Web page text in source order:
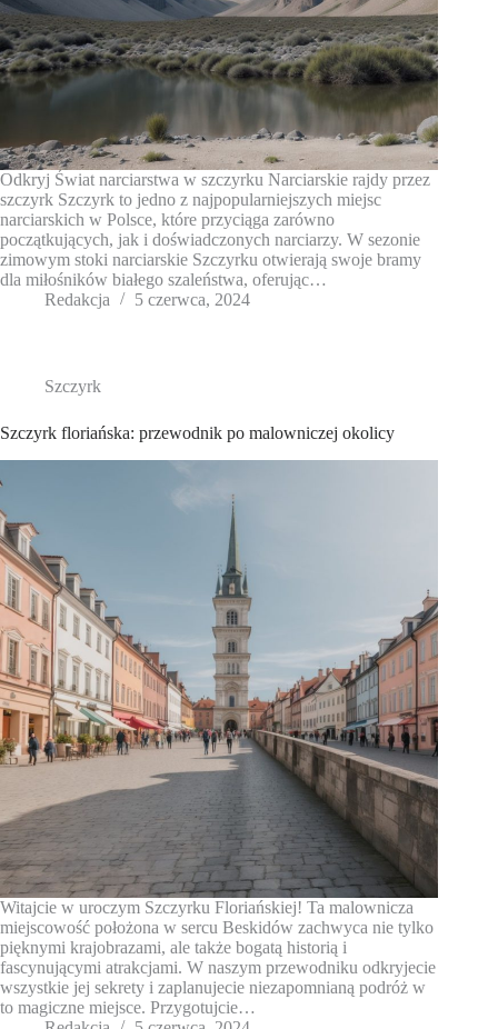
Odkryj Świat narciarstwa w szczyrku Narciarskie rajdy przez
szczyrk Szczyrk to jedno z najpopularniejszych miejsc
narciarskich w Polsce, które przyciąga zarówno
początkujących, jak i doświadczonych narciarzy. W sezonie
zimowym stoki narciarskie Szczyrku otwierają swoje bramy
dla miłośników białego szaleństwa, oferując…
Redakcja
5 czerwca, 2024
Szczyrk
Szczyrk floriańska: przewodnik po malowniczej okolicy
Witajcie w uroczym Szczyrku Floriańskiej! Ta malownicza
miejscowość położona w sercu Beskidów zachwyca nie tylko
pięknymi krajobrazami, ale także bogatą historią i
fascynującymi atrakcjami. W naszym przewodniku odkryjecie
wszystkie jej sekrety i zaplanujecie niezapomnianą podróż w
to magiczne miejsce. Przygotujcie…